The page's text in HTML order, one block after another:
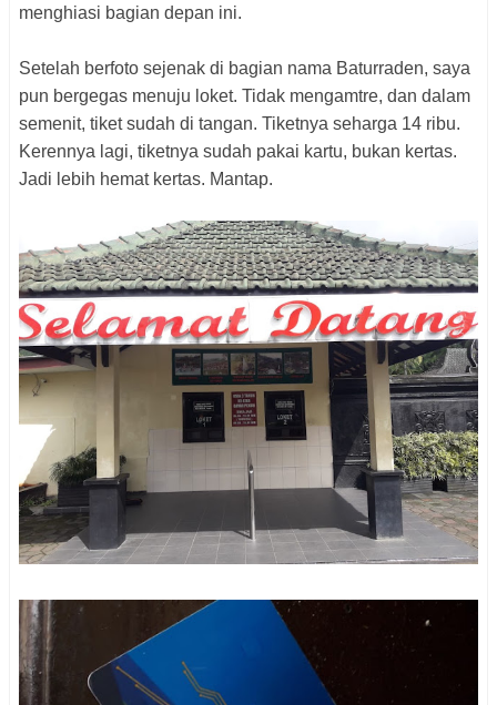
menghiasi bagian depan ini.
Setelah berfoto sejenak di bagian nama Baturraden, saya
pun bergegas menuju loket. Tidak mengamtre, dan dalam
semenit, tiket sudah di tangan. Tiketnya seharga 14 ribu.
Kerennya lagi, tiketnya sudah pakai kartu, bukan kertas.
Jadi lebih hemat kertas. Mantap.